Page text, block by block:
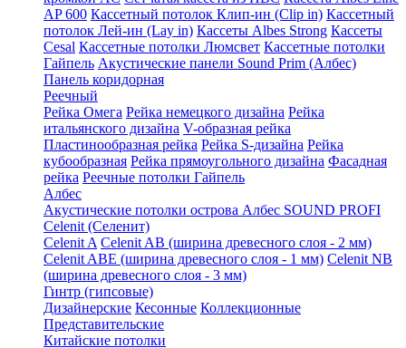
AP 600 Кассетный потолок Клип-ин (Clip in) Кассетный
потолок Лей-ин (Lay in) Кассеты Albes Strong Кассеты
Cesal Кассетные потолки Люмсвет Кассетные потолки
Гайпель Акустические панели Sound Prim (Албес)
Панель коридорная
Реечный
Рейка Омега Рейка немецкого дизайна Рейка
итальянского дизайна V-образная рейка
Пластинообразная рейка Рейка S-дизайна Рейка
кубообразная Рейка прямоугольного дизайна Фасадная
рейка Реечные потолки Гайпель
Албес
Акустические потолки острова Албес SOUND PROFI
Celenit (Селенит)
Celenit A Celenit AB (ширина древесного слоя - 2 мм)
Celenit ABE (ширина древесного слоя - 1 мм) Celenit NB
(ширина древесного слоя - 3 мм)
Гинтр (гипсовые)
Дизайнерские Кесонные Коллекционные
Представительские
Китайские потолки